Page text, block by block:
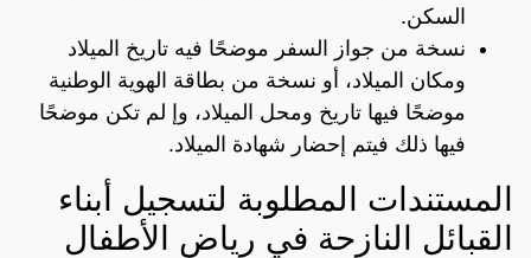
السكن.
نسخة من جواز السفر موضحًا فيه تاريخ الميلاد
ومكان الميلاد، أو نسخة من بطاقة الهوية الوطنية
موضحًا فيها تاريخ ومحل الميلاد، وإ لم تكن موضحًا
فيها ذلك فيتم إحضار شهادة الميلاد.
المستندات المطلوبة لتسجيل أبناء
القبائل النازحة في رياض الأطفال